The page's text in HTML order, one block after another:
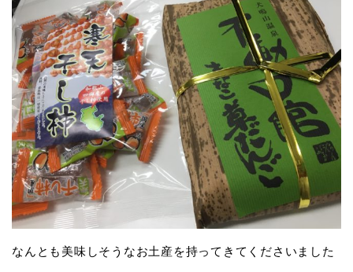
なんとも美味しそうなお土産を持ってきてくださいました